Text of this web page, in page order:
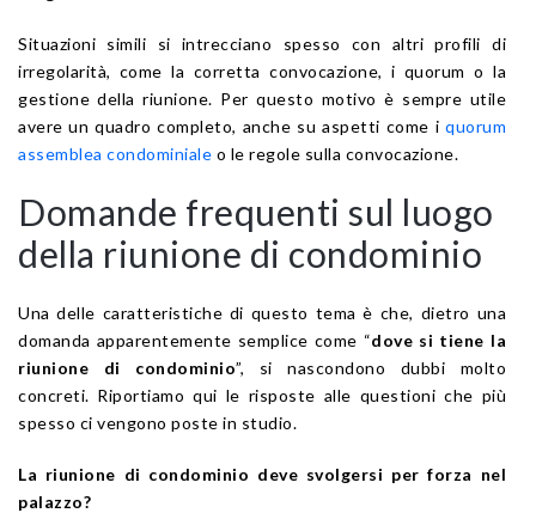
Situazioni simili si intrecciano spesso con altri profili di
irregolarità, come la corretta convocazione, i quorum o la
gestione della riunione. Per questo motivo è sempre utile
avere un quadro completo, anche su aspetti come i quorum
assemblea condominiale o le regole sulla convocazione.
Domande frequenti sul luogo
della riunione di condominio
Una delle caratteristiche di questo tema è che, dietro una
domanda apparentemente semplice come “dove si tiene la
riunione di condominio”, si nascondono dubbi molto
concreti. Riportiamo qui le risposte alle questioni che più
spesso ci vengono poste in studio.
La riunione di condominio deve svolgersi per forza nel
palazzo?